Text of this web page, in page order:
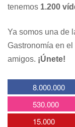
tenemos 1.200
Ya somos una de
Gastronomía en
amigos. ¡Únete!
8.000.000
530.000
15.000